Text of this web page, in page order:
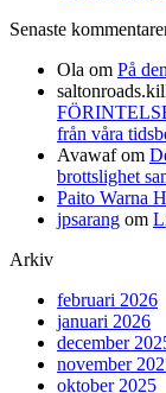
Senaste
Ola om På
från våra
Avawafom
brottslighet
Paito Warna
jpsarang om
Arkiv
februari 2026
januari 2026
december
november
oktober 2025